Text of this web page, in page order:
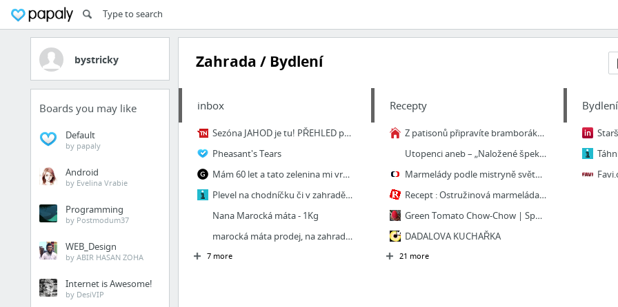
bystricky
Boards you may like
Default
by papaly
Android
by Evelina Vrabie
Programming
by Postmodum37
WEB_Design
by ABIR HASAN ZOHA
Internet is Awesome!
by DesiVIP
Zahrada / Bydlení
inbox
Sezóna JAHOD je tu! PŘEHLED po krajích, kde je nasbírat či koupit - tn.cz
Pheasant's Tears
Mám 60 let a tato zelenina mi vrátila zrak, vyléčila játra a pročistila střeva - vylect...
Plevel na chodníčku či v zahradě? Zbavíte se jí díky jediné obyčejné ingredienci z vaší...
Nana Marocká máta - 1Kg
marocká máta prodej, na zahradu, na vaření čaje bylinky do
7 more
Recepty
Z patisonů připravíte bramboráky i skvělé lečo | Dům a zahrada - bydlení je hra
Utopenci aneb – „Naložené špekáčky s kysaným zelím“
Marmelády podle mistryně světa — Recepty — Herbář — Česká televize
Recept : Ostružinová marmeláda | ReceptyOnLine.cz - kuchařka, recepty a inspirace
Green Tomato Chow-Chow | Spoon Feast
DADALOVA KUCHAŘKA
21 more
Bydlení